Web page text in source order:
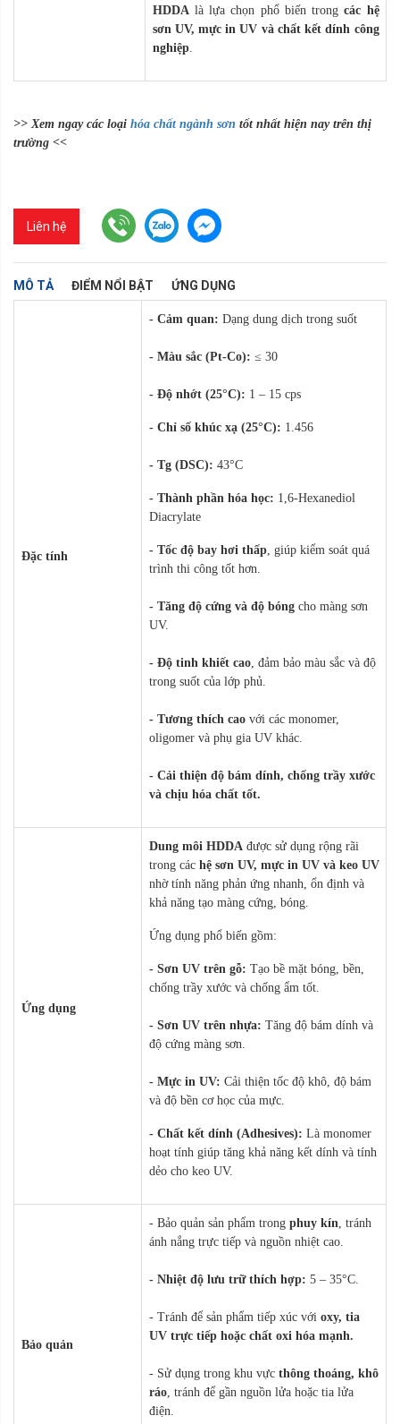
HDDAlà lựa chọn phổ biến trongcác hệ
sơn UV, mực in UV và chất kết dính công
nghiệp.
>> Xem ngay các loại hóa chất ngành sơn tốt nhất hiện nay trên thị
trường <<
Liên hệ
MÔ TẢ ĐIỂM NỔI BẬT ỨNG DỤNG
Đặc tính
- Cảm quan: Dạng dung dịch trong suốt
- Màu sắc (Pt-Co): ≤ 30
- Độ nhớt (25°C): 1 – 15 cps
- Chỉ số khúc xạ (25°C): 1.456
- Tg (DSC): 43°C
- Thành phần hóa học: 1,6-Hexanediol
Diacrylate
- Tốc độ bay hơi thấp, giúp kiểm soát quá
trình thi công tốt hơn.
- Tăng độ cứng và độ bóngcho màng sơn
UV.
- Độ tinh khiết cao, đảm bảo màu sắc và độ
trong suốt của lớp phủ.
- Tương thích caovới các monomer,
oligomer và phụ gia UV khác.
- Cải thiện độ bám dính, chống trầy xước
và chịu hóa chất tốt.
Ứng dụng
Dung môi HDDAđược sử dụng rộng rãi
trong các hệ sơn UV, mực in UV và keo UV
nhờ tính năng phản ứng nhanh, ổn định và
khả năng tạo màng cứng, bóng.
Ứng dụng phổ biến gồm:
- Sơn UV trên gỗ: Tạo bề mặt bóng, bền,
chống trầy xước và chống ẩm tốt.
- Sơn UV trên nhựa: Tăng độ bám dính và
độ cứng màng sơn.
- Mực in UV: Cải thiện tốc độ khô, độ bám
và độ bền cơ học của mực.
- Chất kết dính (Adhesives): Là monomer
hoạt tính giúp tăng khả năng kết dính và tính
dẻo cho keo UV.
Bảo quản
- Bảo quản sản phẩm trong phuy kín, tránh
ánh nắng trực tiếp và nguồn nhiệt cao.
- Nhiệt độ lưu trữ thích hợp: 5 – 35°C.
- Tránh để sản phẩm tiếp xúc với oxy, tia
UV trực tiếp hoặc chất oxi hóa mạnh.
- Sử dụng trong khu vực thông thoáng, khô
ráo, tránh để gần nguồn lửa hoặc tia lửa
điện.